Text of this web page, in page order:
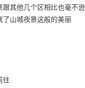
其他几个区相比也毫不逊
山城夜景这般的美丽
往